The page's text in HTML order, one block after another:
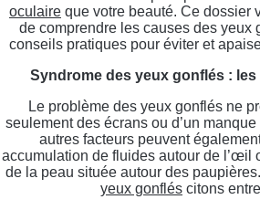
oculaire que votre beauté. Ce dossier
de comprendre les causes des yeux
conseils pratiques pour éviter et
Syndrome des yeux gonflés :
Le problème des yeux gonflés ne
seulement des écrans ou d’un
autres facteurs peuvent
accumulation de fluides autour de l’œil
de la peau située autour des
yeux gonflés citons